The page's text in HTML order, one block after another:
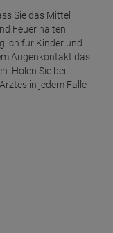
Sie das Mittel
Feuer halten
für Kinder und
Augenkontakt das
Holen Sie bei
in jedem Falle